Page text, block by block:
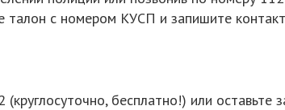
с номером КУСП и запишите
бесплатно!) или оставьте